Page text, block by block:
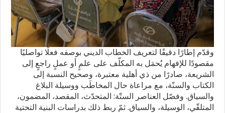
وقدّم إطارًا دقيقًا لتعريف الخطاب الديني بوصفه فعلًا تواصليًا
مقصودًا للإفهام يُحمَل به المكلّف على علمٍ أو عملٍ راجعٍ إلى
الشريعة، صادرًا من ذي أهلية معتبرة، وصحيح النسبة إلى
الكتاب والسنّة، مع مراعاة حال المخاطَب ووسيلة البلاغ
والسياق. وفصّل العناصر الستّة: المتحدّث، المقصد، المضمون،
المتلقّي، الوسيلة، والسياق. ثمّ ربط ذلك بدراسات البنية التحتية